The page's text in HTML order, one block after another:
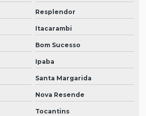
Resplendor
Itacarambi
Bom Sucesso
Ipaba
Santa Margarida
Nova Resende
Tocantins